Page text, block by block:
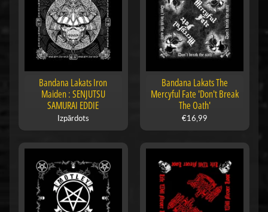
Bandana Lakats Iron
Maiden : SENJUTSU
SAMURAI EDDIE
Izpārdots
Bandana Lakats The
Mercyful Fate 'Don't Break
The Oath'
€16,99